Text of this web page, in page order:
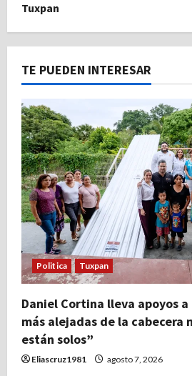
Tuxpan
TE PUEDEN INTERESAR
Politica Tuxpan
Daniel Cortina lleva apoyos
más alejadas de la cabecera
están solos”
Eliascruz1981 agosto 7, 2026